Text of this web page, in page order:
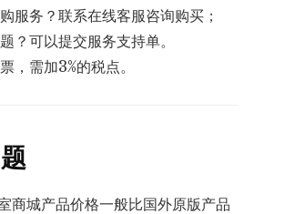
服务？联系在线客服咨询购买；
？可以提交服务支持单。
，需加3%的税点。
商城产品价格一般比国外原版产品